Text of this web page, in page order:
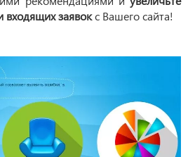
входящих заявокс Вашего сайта!